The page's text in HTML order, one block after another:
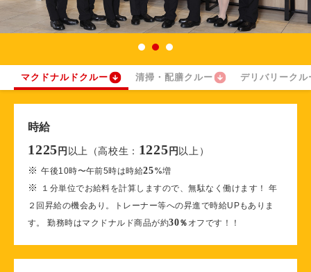
マクドナルドクルー 清掃・配膳クルー デリバリークル
時給
1225 円 以上（高校生： 1225 円 以上）
※午後10時〜午前5時は時給25%増
※
１分単位でお給料を計算しますので、無駄なく働けます！ 年
２回昇給の機会あり。トレーナー等への昇進で時給UPもありま
す。 勤務時はマクドナルド商品が約30％ オフです！！